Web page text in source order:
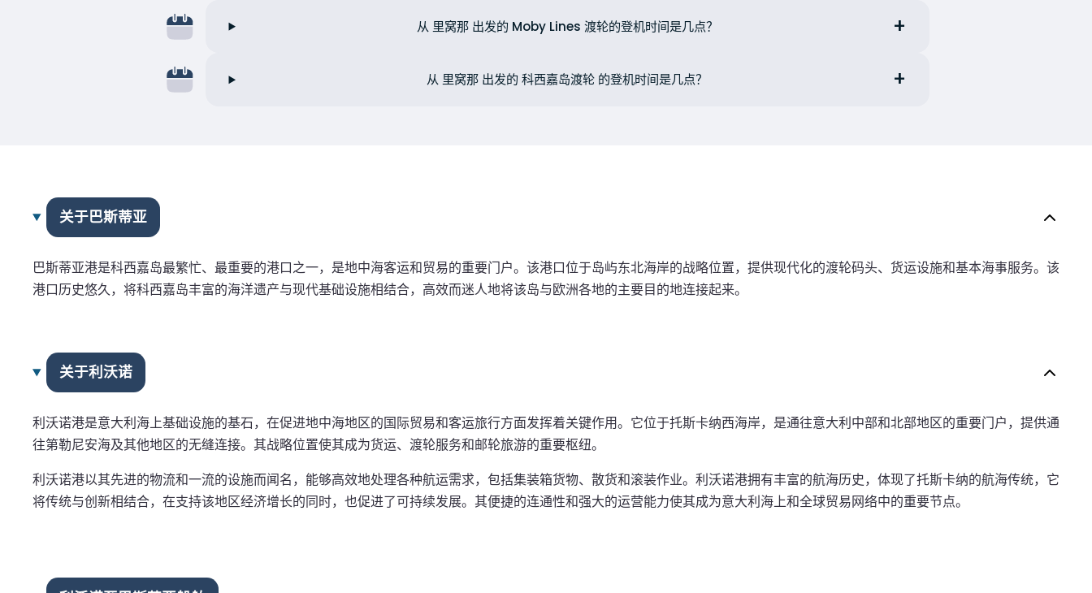
从 里窝那 出发的 Moby Lines 渡轮的登机时间是几点？
从 里窝那 出发的 科西嘉岛渡轮 的登机时间是几点？
关于巴斯蒂亚
巴斯蒂亚港是科西嘉岛最繁忙、最重要的港口之一，是地中海客运和贸易的重要门户。该港口位于岛屿东北海岸的战略位置，提供现代化的渡轮码头、货运设施和基本海事服务。该
港口历史悠久，将科西嘉岛丰富的海洋遗产与现代基础设施相结合，高效而迷人地将该岛与欧洲各地的主要目的地连接起来。
关于利沃诺
利沃诺港是意大利海上基础设施的基石，在促进地中海地区的国际贸易和客运旅行方面发挥着关键作用。它位于托斯卡纳西海岸，是通往意大利中部和北部地区的重要门户，提供通
往第勒尼安海及其他地区的无缝连接。其战略位置使其成为货运、渡轮服务和邮轮旅游的重要枢纽。
利沃诺港以其先进的物流和一流的设施而闻名，能够高效地处理各种航运需求，包括集装箱货物、散货和滚装作业。利沃诺港拥有丰富的航海历史，体现了托斯卡纳的航海传统，它
将传统与创新相结合，在支持该地区经济增长的同时，也促进了可持续发展。其便捷的连通性和强大的运营能力使其成为意大利海上和全球贸易网络中的重要节点。